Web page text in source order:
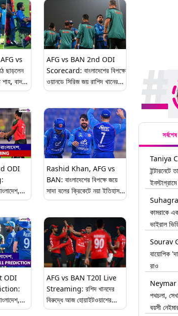
vs
ছাড়লেন
বাদ
AFG vs BAN 2nd ODI
Scorecard: বাংলাদেশের বিপক্ষে
ওয়ানডে সিরিজ জয় রাশিদ খানের
আফগানিস্তানের
ODI
সরাসরি
Rashid Khan, AFG vs
BAN: বাংলাদেশের বিপক্ষে জয়ে
সাদা বলের ক্রিকেটে নয়া ইতিহাস
গড়লেন রাশিদ খান
ODI
কে?
AFG vs BAN T20I Live
Streaming: রশিদ খানদের
বিরুদ্ধে আজ হোয়াইটওয়াশের
হাতছানি বাংলাদেশের সামনে, দেখুন
Taniya
ইন্টারনেটে
কামরাকে
ভাইরাল
Sourav
বায়োপিক
রাও
Neymar
পথচলা,
বয়সী